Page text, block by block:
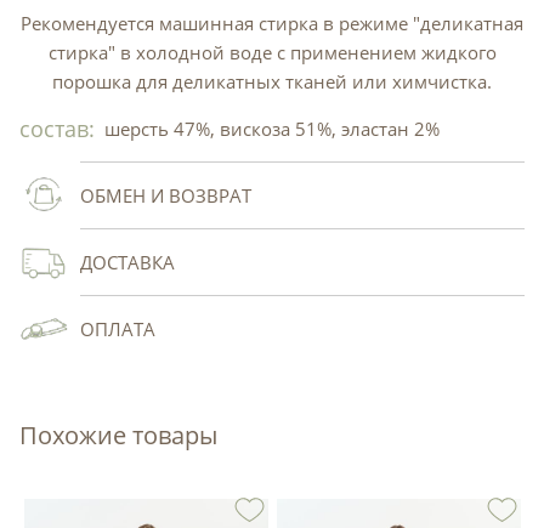
Рекомендуется машинная стирка в режиме "деликатная
стирка" в холодной воде с применением жидкого
порошка для деликатных тканей или химчистка.
состав: шерсть 47%, вискоза 51%, эластан 2%
ОБМЕН И ВОЗВРАТ
ДОСТАВКА
ОПЛАТА
Похожие товары